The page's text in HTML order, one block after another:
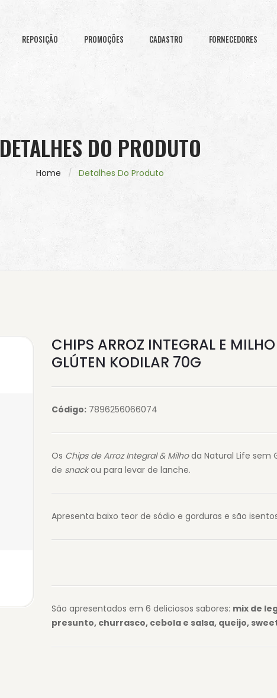
REPOSIÇÃO PROMOÇÕES CADASTRO FORNECEDORES
DETALHES DO PRODUTO
Home Detalhes Do Produto
CHIPS ARROZ INTEGRAL E
GLÚTEN KODILAR 70G
Código:7896256066074
Os Chips de Arroz Integral & Milhoda Natural Life sem
de snackou para levar de lanche.
Apresenta baixo teor de sódio e gorduras e são
São apresentados em 6 deliciosos sabores: mix de
presunto, churrasco, cebola e salsa, queijo,